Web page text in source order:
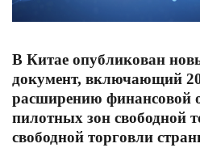
В Китае опубликован
документ, включающий
расширению финансовой
пилотных зон свободной
свободной торговли